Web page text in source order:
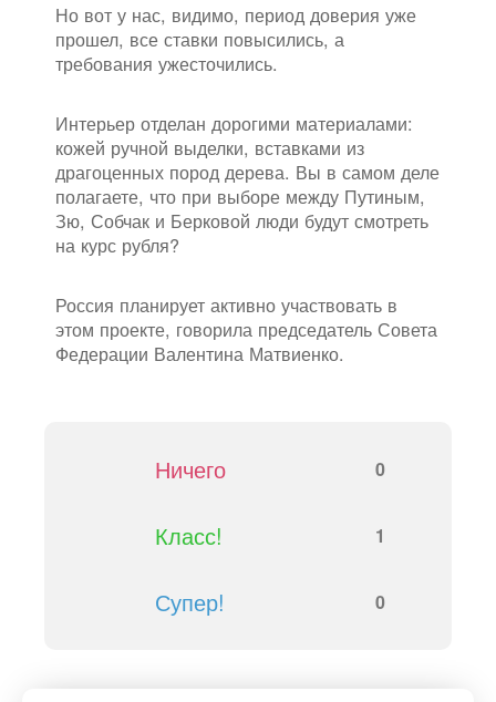
Но вот у нас, видимо, период доверия уже
прошел, все ставки повысились, а
требования ужесточились.
Интерьер отделан дорогими материалами:
кожей ручной выделки, вставками из
драгоценных пород дерева. Вы в самом деле
полагаете, что при выборе между Путиным,
Зю, Собчак и Берковой люди будут смотреть
на курс рубля?
Россия планирует активно участвовать в
этом проекте, говорила председатель Совета
Федерации Валентина Матвиенко.
Ничего 0
Класс! 1
Супер! 0